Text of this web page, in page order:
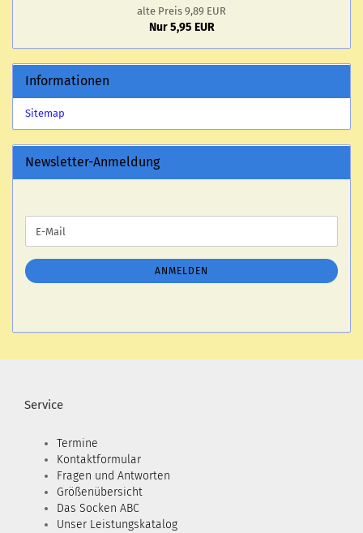
alte Preis 9,89 EUR
Nur 5,95 EUR
Informationen
Sitemap
Newsletter-Anmeldung
ZUR
ANMELDUNG
E-
Mail
ANMELDEN
Service
Termine
Kontaktformular
Fragen und Antworten
Größenübersicht
Das Socken ABC
Unser Leistungskatalog